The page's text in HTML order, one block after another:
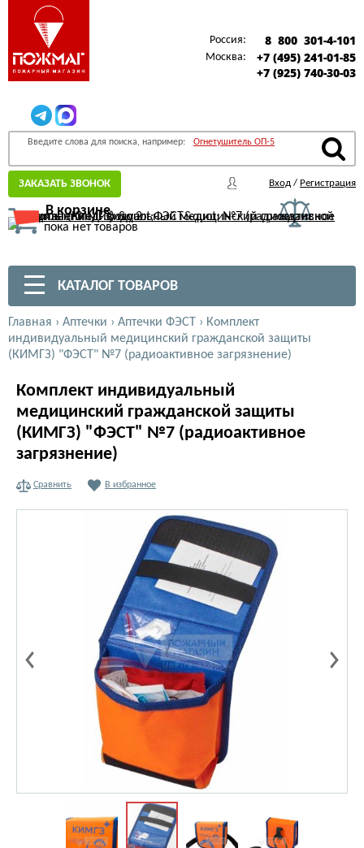
Россия: 8 800 301-4-101
Москва:
+7 (495) 241-01-85
+7 (925) 740-30-03
Введите слова для поиска, например: Огнетушитель ОП-5
ЗАКАЗАТЬ ЗВОНОК Вход / Регистрация
В корзине
пока нет товаров
КАТАЛОГ ТОВАРОВ
Главная › Аптечки › Аптечки ФЭСТ › Комплект
индивидуальный медицинский гражданской защиты
(КИМГЗ) "ФЭСТ" №7 (радиоактивное загрязнение)
Комплект индивидуальный
медицинский гражданской защиты
(КИМГЗ) "ФЭСТ" №7 (радиоактивное
загрязнение)
Сравнить В избранное